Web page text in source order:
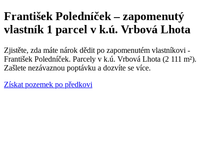
František Poledníček – zapomenutý
vlastník 1 parcel v k.ú. Vrbová Lhota
Zjistěte, zda máte nárok dědit po zapomenutém vlastníkovi -
František Poledníček. Parcely v k.ú. Vrbová Lhota (2 111 m²).
Zašlete nezávaznou poptávku a dozvíte se více.
Získat pozemek po předkovi